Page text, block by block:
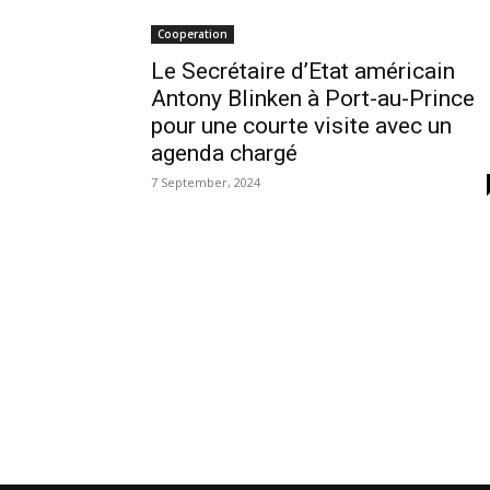
Cooperation
Le Secrétaire d’Etat américain
Antony Blinken à Port-au-Prince
pour une courte visite avec un
agenda chargé
7 September, 2024